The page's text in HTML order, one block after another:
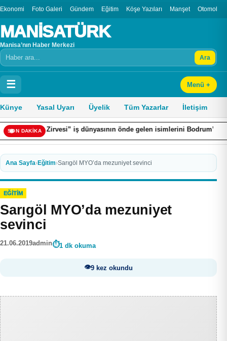
Ekonomi Foto Galeri Gündem Eğitim Köşe Yazıları Manşet Otomobil
MANİSATÜRK
Manisa’nın Haber Merkezi
Arama Ara
☰ Menü +
Künye Yasal Uyarı Üyelik Tüm Yazarlar İletişim
SON DAKİKA
Zirvesi” iş dünyasının önde gelen isimlerini Bodrum’da bir araya
Ana Sayfa›Eğitim›Sarıgöl MYO’da mezuniyet sevinci
EĞITIM
Sarıgöl MYO’da mezuniyet
sevinci
21.06.2019admin 1 dk okuma
9 kez okundu